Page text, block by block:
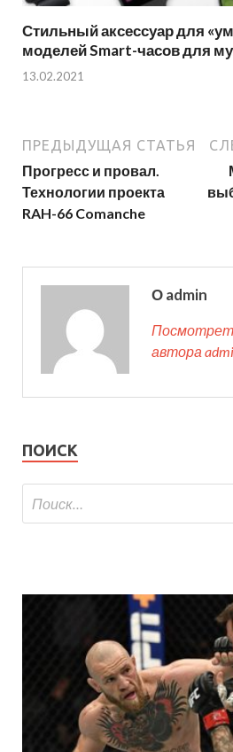
Стильный аксессуар для
моделей Smart-часов для
13.02.2021
ПРЕДЫДУЩАЯ СТАТЬЯ
Прогресс и провал.
Технологии проекта
RAH-66 Comanche
О admin
автора
ПОИСК